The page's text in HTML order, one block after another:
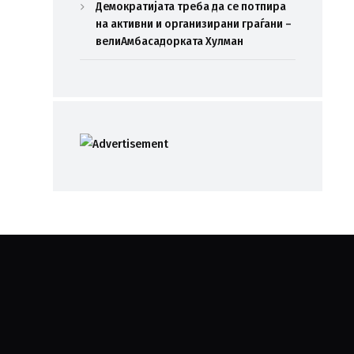
Демократијата треба да се потпира
на активни и организирани граѓани –
велиАмбасадорката Хулман